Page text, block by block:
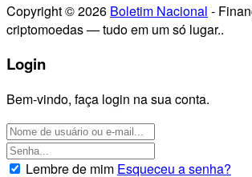
Copyright © 2026 Boletim Nacional -
criptomoedas — tudo em um só lugar..
Login
Bem-vindo, faça login na sua conta.
Lembre de mim Esqueceu a senha?